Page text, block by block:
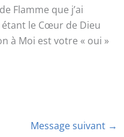
Flamme que j’ai
le Cœur de Dieu
à Moi est votre « oui »
Message suivant →